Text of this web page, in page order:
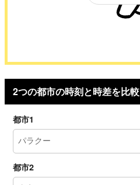
2つの都市の時刻と時差を比較
都市1
都市2